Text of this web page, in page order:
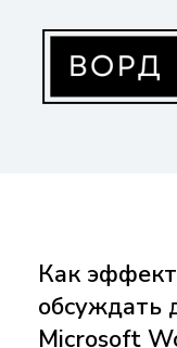
содержанию
Как
обсуждать
Microsoft